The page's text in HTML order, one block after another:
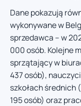
Dane pokazują
wykonywane w
sprzedawca – w
000 osób. Kolejne
sprzątający w
437 osób),
szkołach średnich
195 osób) oraz